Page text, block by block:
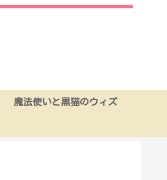
魔法使いと黒猫のウィズ